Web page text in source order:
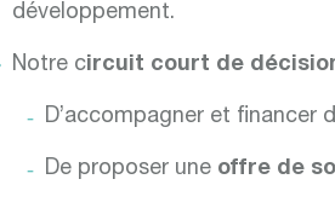
développement.
Notre circuit court de
D’accompagner et financer
De proposer une offre de